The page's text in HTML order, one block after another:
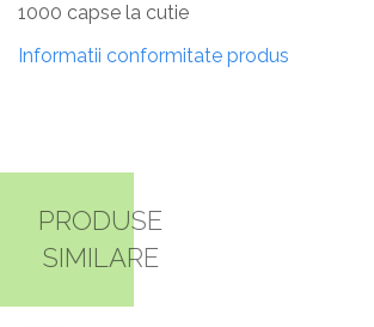
1000 capse la cutie
Informatii conformitate produs
PRODUSE
SIMILARE